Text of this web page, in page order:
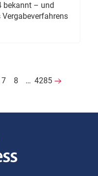
bekannt – und
7 8 … 4285